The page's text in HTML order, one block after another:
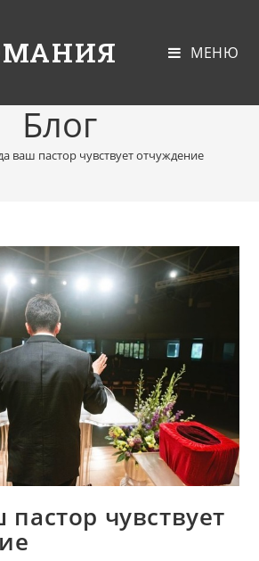
МЕНЮ
Блог
ваш пастор чувствует отчуждение
чувствует